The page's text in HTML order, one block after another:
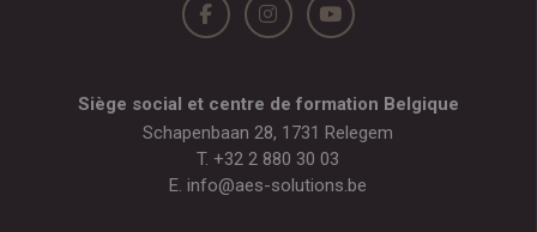
Siège social et centre de formation Belgique
Schapenbaan 28, 1731 Relegem
T. +32 2 880 30 03
E. info@aes-solutions.be